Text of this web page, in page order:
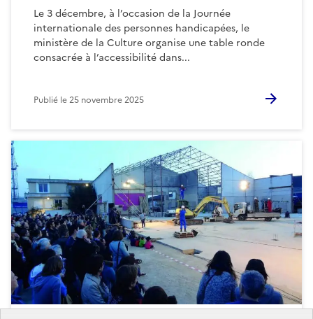
Le 3 décembre, à l’occasion de la Journée
internationale des personnes handicapées, le
ministère de la Culture organise une table ronde
consacrée à l’accessibilité dans...
Publié le25 novembre 2025